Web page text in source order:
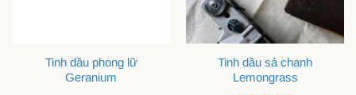
Tinh dầu phong lữ
Geranium
Tinh dầu sả chanh
Lemongrass